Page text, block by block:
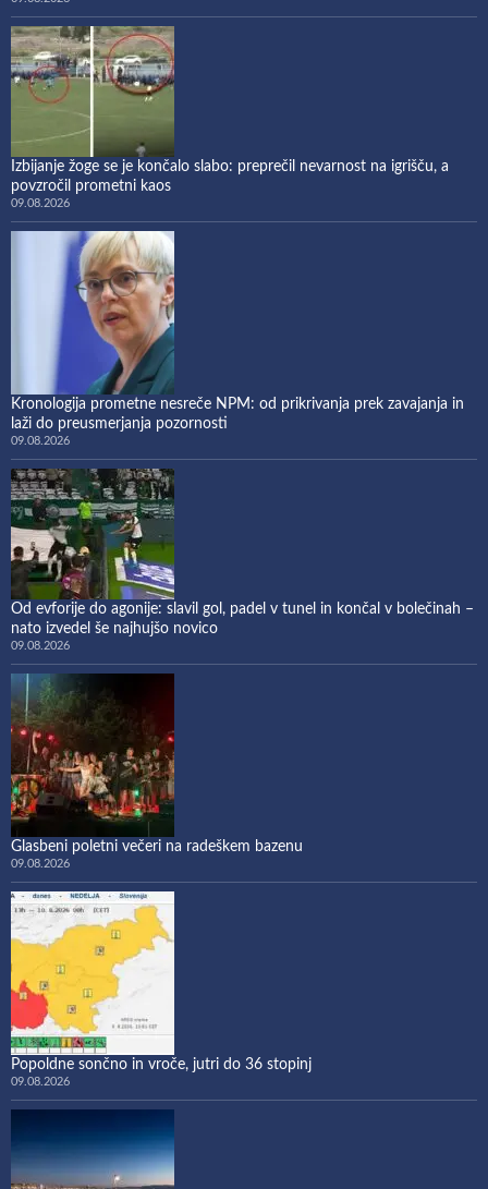
Izbijanje žoge se je končalo slabo: preprečil nevarnost na igrišču, a
povzročil prometni kaos
09.08.2026
Kronologija prometne nesreče NPM: od prikrivanja prek zavajanja in
laži do preusmerjanja pozornosti
09.08.2026
Od evforije do agonije: slavil gol, padel v tunel in končal v bolečinah –
nato izvedel še najhujšo novico
09.08.2026
Glasbeni poletni večeri na radeškem bazenu
09.08.2026
Popoldne sončno in vroče, jutri do 36 stopinj
09.08.2026